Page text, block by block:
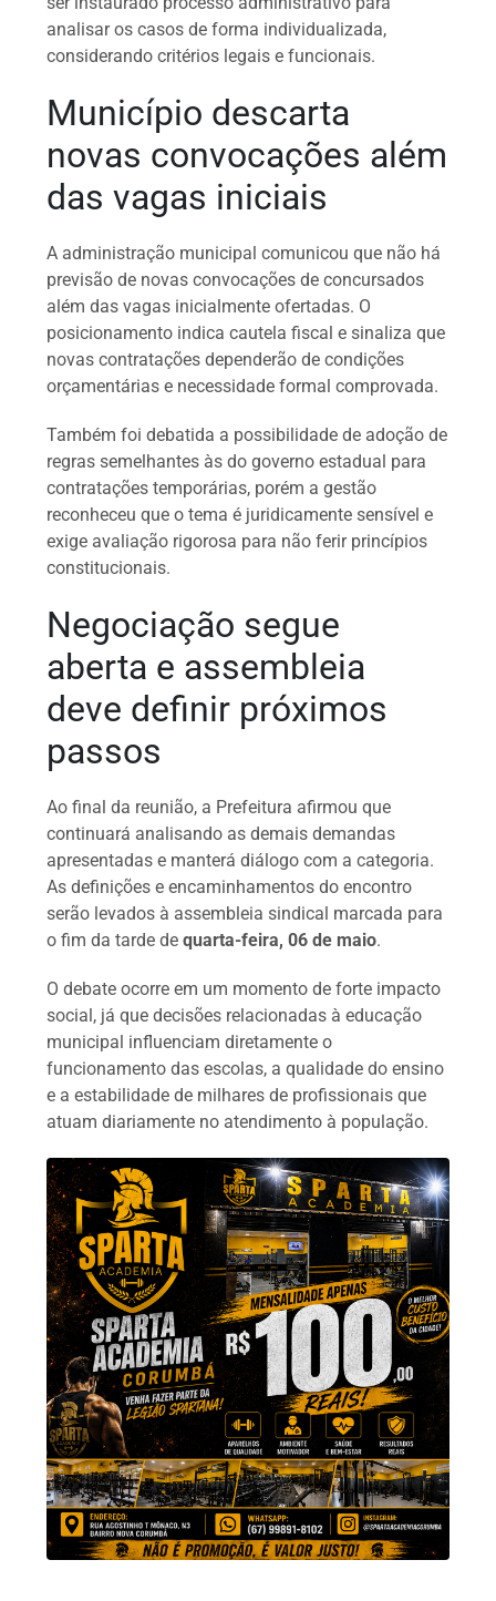
analisar os casos de forma individualizada,
considerando critérios legais e funcionais.
Município descarta
novas convocações além
das vagas iniciais
A administração municipal comunicou que não há
previsão de novas convocações de concursados
além das vagas inicialmente ofertadas. O
posicionamento indica cautela fiscal e sinaliza que
novas contratações dependerão de condições
orçamentárias e necessidade formal comprovada.
Também foi debatida a possibilidade de adoção de
regras semelhantes às do governo estadual para
contratações temporárias, porém a gestão
reconheceu que o tema é juridicamente sensível e
exige avaliação rigorosa para não ferir princípios
constitucionais.
Negociação segue
aberta e assembleia
deve definir próximos
passos
Ao final da reunião, a Prefeitura afirmou que
continuará analisando as demais demandas
apresentadas e manterá diálogo com a categoria.
As definições e encaminhamentos do encontro
serão levados à assembleia sindical marcada para
o fim da tarde dequarta-feira, 06 de maio.
O debate ocorre em um momento de forte impacto
social, já que decisões relacionadas à educação
municipal influenciam diretamente o
funcionamento das escolas, a qualidade do ensino
e a estabilidade de milhares de profissionais que
atuam diariamente no atendimento à população.